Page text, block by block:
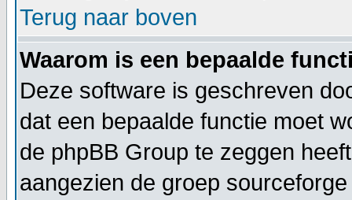
Terug naar boven
Waarom is een bepaalde
Deze software is geschreven
dat een bepaalde functie moet
de phpBB Group te zeggen
aangezien de groep